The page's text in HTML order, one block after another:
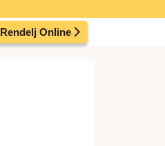
Rendelj Online